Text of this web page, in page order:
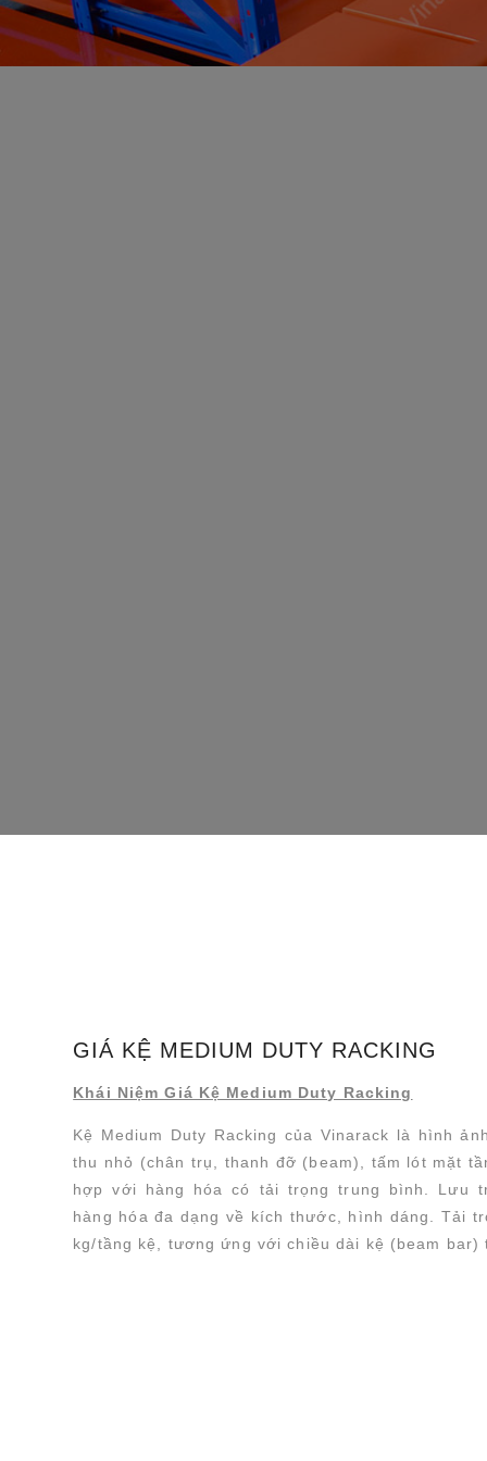
GIÁ KỆ MEDIUM DUTY RACKING
Khái Niệm Giá Kệ Medium Duty Racking
Kệ Medium Duty Racking của Vinarack là hình
thu nhỏ (chân trụ, thanh đỡ (beam), tấm lót mặt
hợp với hàng hóa có tải trọng trung bình. Lưu
hàng hóa đa dạng về kích thước, hình dáng. Tải
kg/tầng kệ, tương ứng với chiều dài kệ (beam bar)